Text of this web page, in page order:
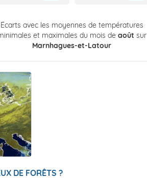
Écarts avec les moyennes de températures
et maximales du mois de août sur
Marnhagues-et-Latour
DE FORÊTS ?